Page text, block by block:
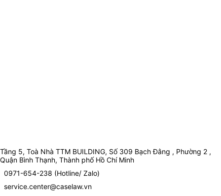
Tầng 5, Toà Nhà TTM BUILDING, Số 309 Bạch Đằng , Phường 2 ,
Quận Bình Thạnh, Thành phố Hồ Chí Minh
0971-654-238 (Hotline/ Zalo)
service.center@caselaw.vn